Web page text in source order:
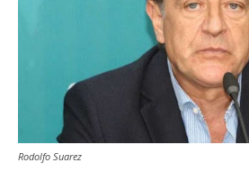
Rodolfo Suarez